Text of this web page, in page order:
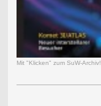
Mit "Klicken" zum SuW-Archiv!